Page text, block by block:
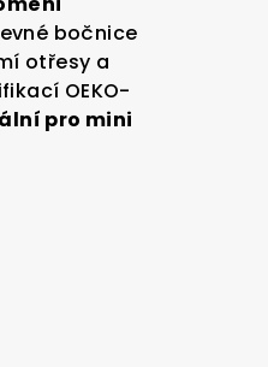
bočnice
otřesy a
OEKO-
pro mini